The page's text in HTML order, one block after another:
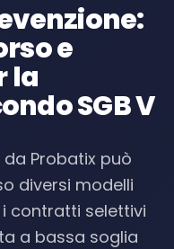
e
la
SGB V
Probatix può
diversi modelli
i contratti selettivi
a bassa soglia